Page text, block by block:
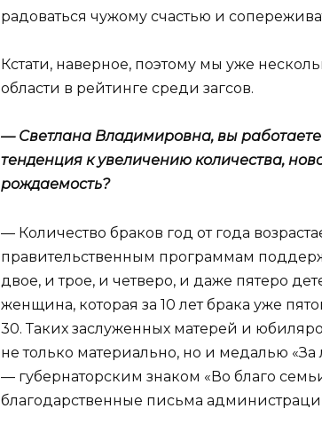
радоваться чужому счастью и
Кстати, наверное, поэтому мы уже
области в рейтинге среди загсов.
— Светлана Владимировна, вы
тенденция к увеличению количества,
рождаемость?
— Количество браков год от года
правительственным программам
двое, и трое, и четверо, и даже пятеро
женщина, которая за 10 лет брака уже
30. Таких заслуженных матерей и
не только материально, но и медалью «За
— губернаторским знаком «Во благо
благодарственные письма